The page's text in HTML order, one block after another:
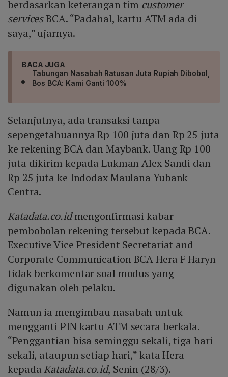
berdasarkan keterangan tim customer
servicesBCA. “Padahal, kartu ATM ada di
saya,” ujarnya.
BACA JUGA
Tabungan Nasabah Ratusan Juta Rupiah Dibobol,
Bos BCA: Kami Ganti 100%
Selanjutnya, ada transaksi tanpa
sepengetahuannya Rp 100 juta dan Rp 25 juta
ke rekening BCA dan Maybank. Uang Rp 100
juta dikirim kepada Lukman Alex Sandi dan
Rp 25 juta ke Indodax Maulana Yubank
Centra.
Katadata.co.idmengonfirmasi kabar
pembobolan rekening tersebut kepada BCA.
Executive Vice President Secretariat and
Corporate Communication BCA Hera F Haryn
tidak berkomentar soal modus yang
digunakan oleh pelaku.
Namun ia mengimbau nasabah untuk
mengganti PIN kartu ATM secara berkala.
“Penggantian bisa seminggu sekali, tiga hari
sekali, ataupun setiap hari,” kata Hera
kepada Katadata.co.id, Senin (28/3).